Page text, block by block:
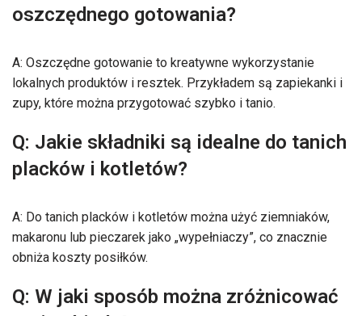
oszczędnego gotowania?
A: Oszczędne gotowanie to kreatywne wykorzystanie
lokalnych produktów i resztek. Przykładem są zapiekanki i
zupy, które można przygotować szybko i tanio.
Q: Jakie składniki są idealne do tanich
placków i kotletów?
A: Do tanich placków i kotletów można użyć ziemniaków,
makaronu lub pieczarek jako „wypełniaczy”, co znacznie
obniża koszty posiłków.
Q: W jaki sposób można zróżnicować